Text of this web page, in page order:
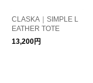
CLASKA｜SIMPLE L
EATHER TOTE
13,200円